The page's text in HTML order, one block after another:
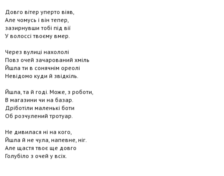
Довго вітер уперто віяв,
Але чомусь і він тепер,
зазирнувши тобі під вії
У волоссі твоєму вмер.
Через вулиці нахололі
Повз очей зачарований хміль
Йшла ти в сонячнім ореолі
Невідомо куди й звідкіль.
Йшла, та й годі. Може, з роботи,
В магазини чи на базар.
Дріботіли маленькі боти
Об розчулений тротуар.
Не дивилася ні на кого,
Йшла й не чула, напевне, ніг.
Але щастя твоє ще довго
Голубіло з очей у всіх.